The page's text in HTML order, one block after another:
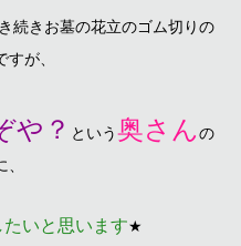
続きお墓の花立のゴム切りの
が、
や？ という奥さんの
いと思います★